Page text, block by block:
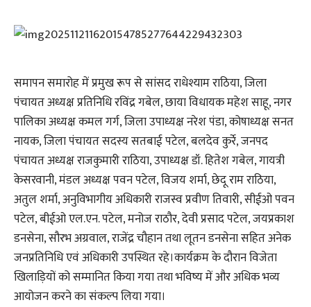
समापन समारोह में प्रमुख रूप से सांसद राधेश्याम राठिया, जिला
पंचायत अध्यक्ष प्रतिनिधि रविंद्र गबेल, छाया विधायक महेश साहू, नगर
पालिका अध्यक्ष कमल गर्ग, जिला उपाध्यक्ष नरेश पंडा, कोषाध्यक्ष सनत
नायक, जिला पंचायत सदस्य सतबाई पटेल, बलदेव कुर्रे, जनपद
पंचायत अध्यक्ष राजकुमारी राठिया, उपाध्यक्ष डॉ. हितेश गबेल, गायत्री
केसरवानी, मंडल अध्यक्ष पवन पटेल, विजय शर्मा, छेदू राम राठिया,
अतुल शर्मा, अनुविभागीय अधिकारी राजस्व प्रवीण तिवारी, सीईओ पवन
पटेल, बीईओ एल.एन. पटेल, मनोज राठौर, देवी प्रसाद पटेल, जयप्रकाश
डनसेना, सौरभ अग्रवाल, राजेंद्र चौहान तथा लूतन डनसेना सहित अनेक
जनप्रतिनिधि एवं अधिकारी उपस्थित रहे।कार्यक्रम के दौरान विजेता
खिलाड़ियों को सम्मानित किया गया तथा भविष्य में और अधिक भव्य
आयोजन करने का संकल्प लिया गया।